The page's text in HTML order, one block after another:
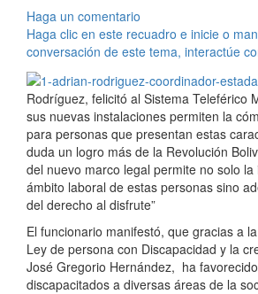
Haga un comentario
Haga clic en este recuadro e inicie o
conversación de este tema, interactúe
Rodríguez, felicitó al Sistema Teleférico
sus nuevas instalaciones permiten la
para personas que presentan estas
duda un logro más de la Revolución
del nuevo marco legal permite no solo la
ámbito laboral de estas personas sino
del derecho al disfrute”
El funcionario manifestó, que gracias a
Ley de persona con Discapacidad y la
José Gregorio Hernández, ha
discapacitados a diversas áreas de la